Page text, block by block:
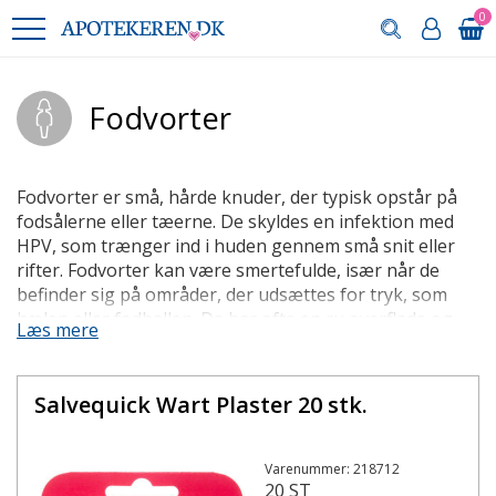
0
Fodvorter
Fodvorter er små, hårde knuder, der typisk opstår på
fodsålerne eller tæerne. De skyldes en infektion med
HPV, som trænger ind i huden gennem små snit eller
rifter. Fodvorter kan være smertefulde, især når de
befinder sig på områder, der udsættes for tryk, som
hælen eller fodballen. De har ofte en ru overflade og
kan være flade eller kuppelformede.
Det kan være svært at skelne mellem en fodvorte og en
hudområder på fødderne. Her er nogle forskelle, der
Læs mere
Salvequick Wart Plaster 20 stk.
Varenummer: 218712
20 ST